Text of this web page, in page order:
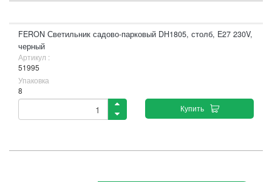
FERON Светильник садово-парковый DH1805, столб, E27 230V,
черный
Артикул :
51995
Упаковка
8
Купить